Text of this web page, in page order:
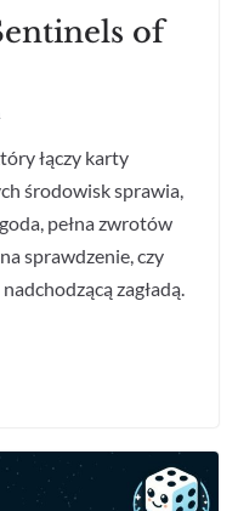
of
łączy karty
środowisk sprawia,
pełna zwrotów
sprawdzenie, czy
zagładą.